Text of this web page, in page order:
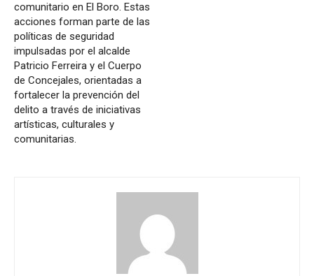
comunitario en El Boro. Estas
acciones forman parte de las
políticas de seguridad
impulsadas por el alcalde
Patricio Ferreira y el Cuerpo
de Concejales, orientadas a
fortalecer la prevención del
delito a través de iniciativas
artísticas, culturales y
comunitarias.